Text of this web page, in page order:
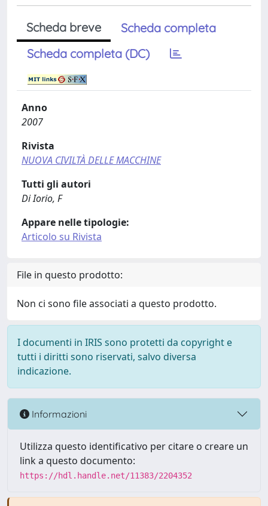
Scheda breve
Scheda completa
Scheda completa (DC)
Anno
2007
Rivista
NUOVA CIVILTÀ DELLE MACCHINE
Tutti gli autori
Di Iorio, F
Appare nelle tipologie:
Articolo su Rivista
File in questo prodotto:
Non ci sono file associati a questo prodotto.
I documenti in IRIS sono protetti da copyright e
tutti i diritti sono riservati, salvo diversa
indicazione.
Informazioni
Utilizza questo identificativo per citare o creare un
link a questo documento:
https://hdl.handle.net/11383/2204352